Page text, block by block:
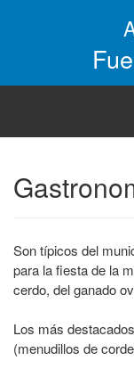
Son típicos del
para la fiesta de la
cerdo, del ganado
Los más
(menudillos de